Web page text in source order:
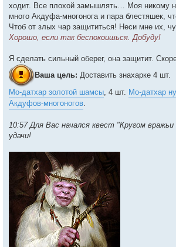
ходит. Все плохой замышлять… Моя никому
много Акдуфа-многонога и пара блестяшек,
Чтоб от злых чар защититься! Неси мне их,
Хорошо, если так беспокоишься. Добуду!
Я сделать сильный оберег, она защитит.
Ваша цель: Доставить знахарке 4 шт.
Мо-датхар золотой шамсы , 4 шт. Мо-датхар
Акдуфов-многоногов
10:57 Для Вас начался квест "Кругом
удачи!